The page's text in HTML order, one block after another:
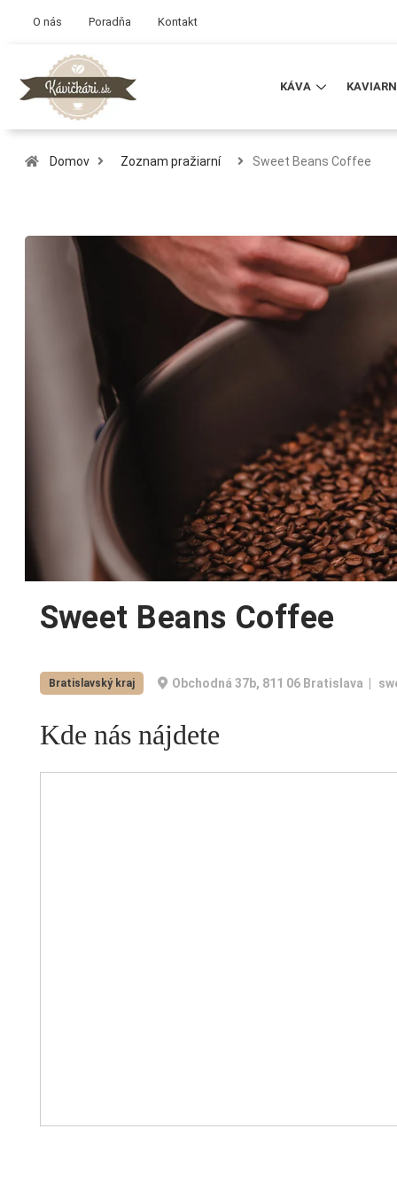
O nás Poradňa Kontakt
KÁVA
Domov Zoznam pražiarní Sweet Beans Coffee
Sweet Beans Coffee
Bratislavský kraj Obchodná 37b, 811 06 Bratislava
Kde nás nájdete